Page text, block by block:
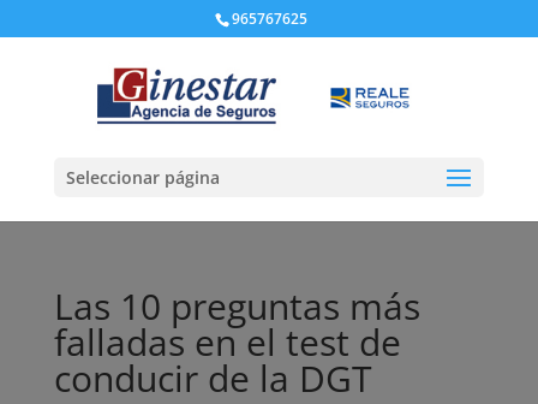
965767625
Seleccionar página
Las 10 preguntas más
falladas en el test de
conducir de la DGT